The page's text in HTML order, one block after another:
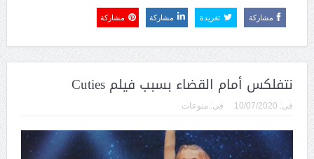
مشاركة تغريدة مشاركة مشاركة
نتفلكس أمام القضاء بسبب فيلم Cuties
فى: 10/07/2020 فى: منوعات